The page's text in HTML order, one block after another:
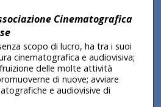
Cinematografica
scopo di lucro, ha tra i suoi
cinematografica e audiovisiva;
delle molte attività
di nuove; avviare
e audiovisive di